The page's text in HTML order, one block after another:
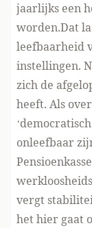
jaarlijks een
worden.Dat
leefbaarheid
instellingen.
zich de
heeft. Als
onleefbaar
vergt
het hier gaat